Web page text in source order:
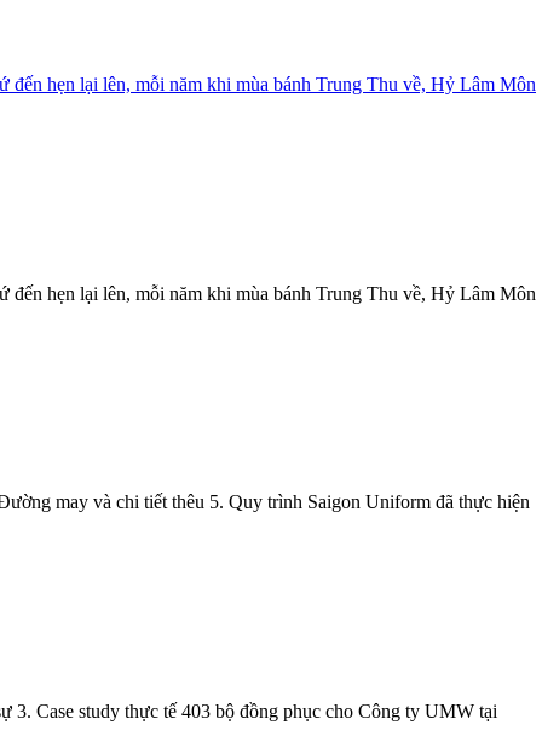
đến hẹn lại lên, mỗi năm khi mùa bánh Trung Thu về, Hỷ Lâm Môn
đến hẹn lại lên, mỗi năm khi mùa bánh Trung Thu về, Hỷ Lâm Môn
may và chi tiết thêu 5. Quy trình Saigon Uniform đã thực hiện
3. Case study thực tế 403 bộ đồng phục cho Công ty UMW tại